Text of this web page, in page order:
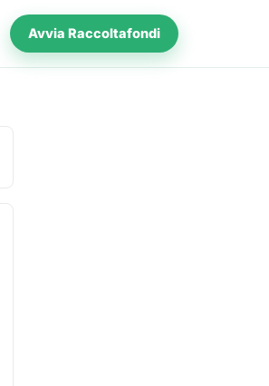
Avvia Raccoltafondi